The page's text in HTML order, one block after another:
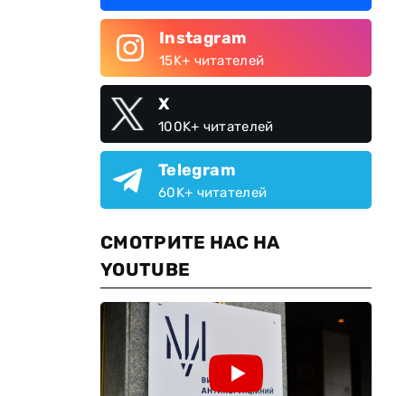
Instagram
15K+ читателей
X
100K+ читателей
Telegram
60K+ читателей
СМОТРИТЕ НАС НА
YOUTUBE